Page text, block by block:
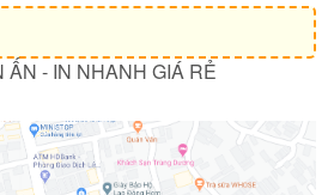
ẤN - IN NHANH GIÁ RẺ